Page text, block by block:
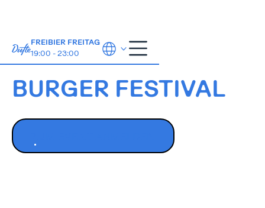
FREIBIER FREITAG
19:00 - 23:00
18.-21.Sept
BURGER FESTIVAL